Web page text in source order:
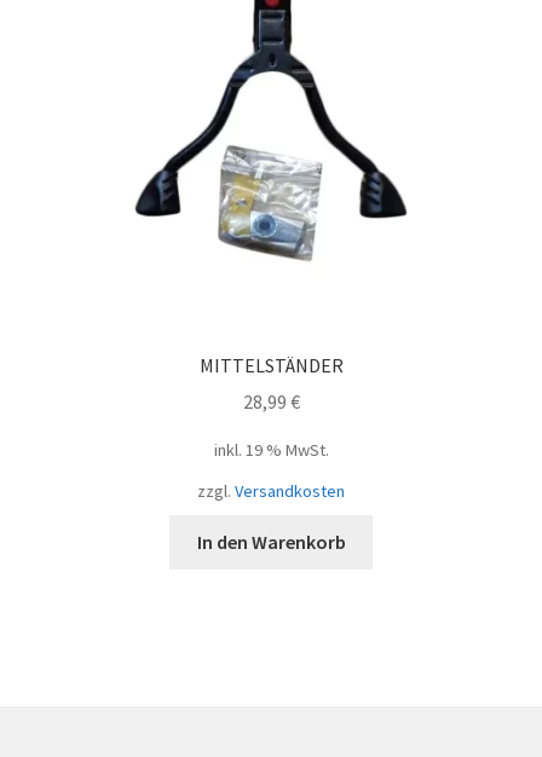
MITTELSTÄNDER
28,99 €
inkl. 19 % MwSt.
zzgl. Versandkosten
In den Warenkorb